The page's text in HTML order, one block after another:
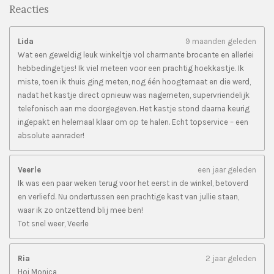
Reacties
Lida
9 maanden geleden
Wat een geweldig leuk winkeltje vol charmante brocante en allerlei
hebbedingetjes! Ik viel meteen voor een prachtig hoekkastje. Ik
miste, toen ik thuis ging meten, nog één hoogtemaat en die werd,
nadat het kastje direct opnieuw was nagemeten, supervriendelijk
telefonisch aan me doorgegeven. Het kastje stond daarna keurig
ingepakt en helemaal klaar om op te halen. Echt topservice – een
absolute aanrader!
Veerle
een jaar geleden
Ik was een paar weken terug voor het eerst in de winkel, betoverd
en verliefd. Nu ondertussen een prachtige kast van jullie staan,
waar ik zo ontzettend blij mee ben!
Tot snel weer, Veerle
Ria
2 jaar geleden
Hoi Monica,